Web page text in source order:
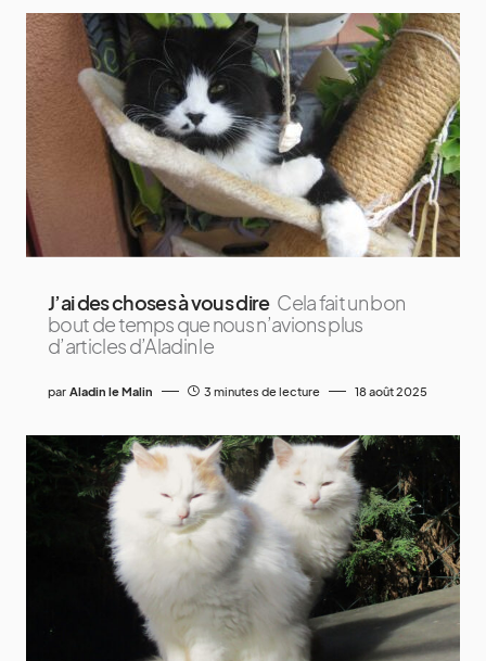
J’ai des choses à vous dire Cela fait un bon
bout de temps que nous n’avions plus
d’articles d’Aladin le
par Aladin le Malin 3 minutes de lecture 18 août 2025